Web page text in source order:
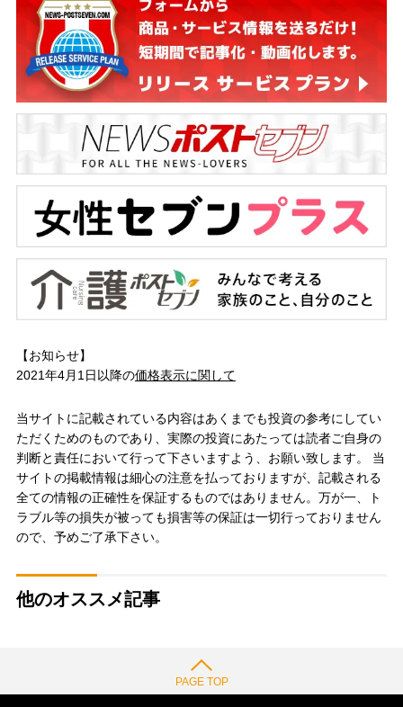
【お知らせ】
2021年4月1日以降の価格表示に関して
当サイトに記載されている内容はあくまでも投資の参考にしてい
ただくためのものであり、実際の投資にあたっては読者ご自身の
判断と責任において行って下さいますよう、お願い致します。 当
サイトの掲載情報は細心の注意を払っておりますが、記載される
全ての情報の正確性を保証するものではありません。万が一、ト
ラブル等の損失が被っても損害等の保証は一切行っておりません
ので、予めご了承下さい。
他のオススメ記事
PAGE TOP